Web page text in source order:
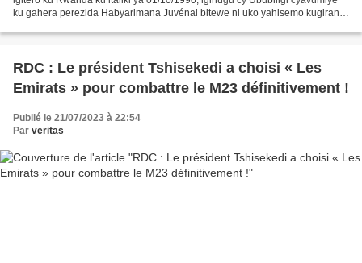
ku gahera perezida Habyarimana Juvénal bitewe ni uko yahisemo kugirana
RDC : Le président Tshisekedi a choisi « Les
Emirats » pour combattre le M23 définitivement !
Publié le 21/07/2023 à 22:54
Par veritas